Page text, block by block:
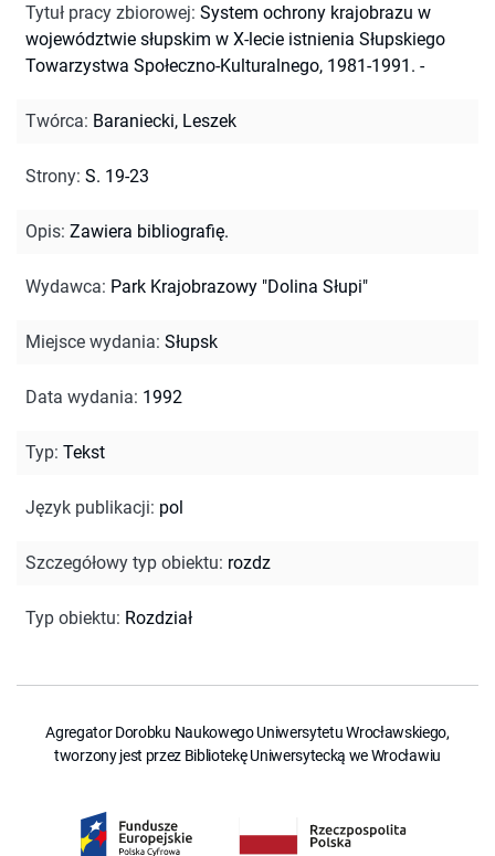
Tytuł pracy zbiorowej: System ochrony krajobrazu w
województwie słupskim w X-lecie istnienia Słupskiego
Towarzystwa Społeczno-Kulturalnego, 1981-1991. -
Twórca: Baraniecki, Leszek
Strony: S. 19-23
Opis: Zawiera bibliografię.
Wydawca: Park Krajobrazowy "Dolina Słupi"
Miejsce wydania: Słupsk
Data wydania: 1992
Typ: Tekst
Język publikacji: pol
Szczegółowy typ obiektu: rozdz
Typ obiektu: Rozdział
Agregator Dorobku Naukowego Uniwersytetu Wrocławskiego,
tworzony jest przez Bibliotekę Uniwersytecką we Wrocławiu